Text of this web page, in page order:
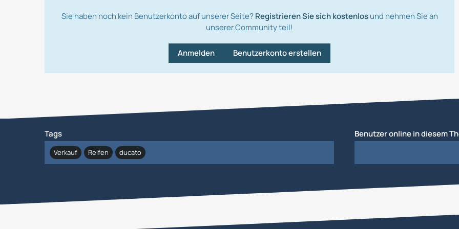
Sie haben noch kein Benutzerkonto auf unserer Seite? Registrieren Sie sich kostenlosund nehmen Sie an
unserer Community teil!
Benutzerkonto erstellen
Anmelden
Tags
Verkauf Reifen ducato
Benutzer online in diesem